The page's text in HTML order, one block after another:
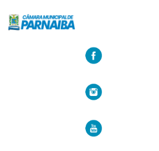
VEREADORES
LEGISLATIVO
TRANSPARÊNCIA